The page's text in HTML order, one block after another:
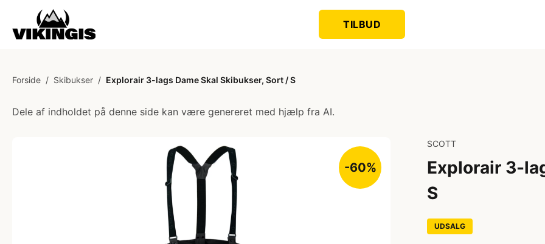
TILBUD
Forside / Skibukser / Explorair 3-lags Dame Skal Skibukser, Sort / S
Dele af indholdet på denne side kan være genereret med hjælp fra AI.
-60%
SCOTT
Explorair 3-
S
UDSALG